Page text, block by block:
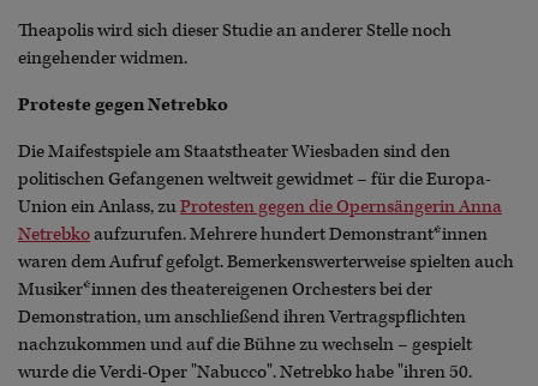
Theapolis wird sich dieser Studie an anderer Stelle noch
eingehender widmen.
Proteste gegen Netrebko
Die Maifestspiele am Staatstheater Wiesbaden sind den
politischen Gefangenen weltweit gewidmet – für die Europa-
Union ein Anlass, zuProtesten gegen die Opernsängerin Anna
Netrebkoaufzurufen. Mehrere hundert Demonstrant*innen
waren dem Aufruf gefolgt. Bemerkenswerterweise spielten auch
Musiker*innen des theatereigenen Orchesters bei der
Demonstration, um anschließend ihren Vertragspflichten
nachzukommen und auf die Bühne zu wechseln – gespielt
wurde die Verdi-Oper "Nabucco". Netrebko habe "ihren 50.